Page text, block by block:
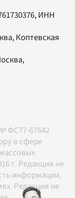
ИНН
Коптевская
,
ФС77-67642
в сфере
г. Редакция не
информации,
Редакция не